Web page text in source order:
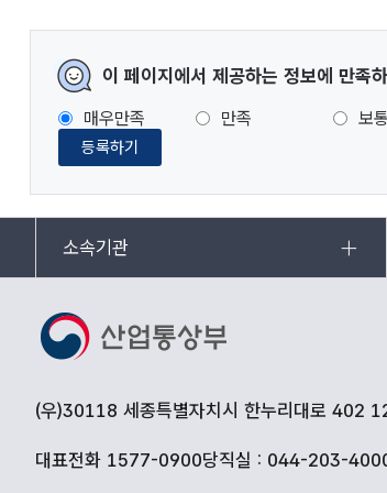
이 페이지에서 제공하는 정보에 만족
매우만족 만족 보통
등록하기
소속기관
(우)30118 세종특별자치시 한누리대로 402
대표전화 1577-0900당직실 : 044-203-